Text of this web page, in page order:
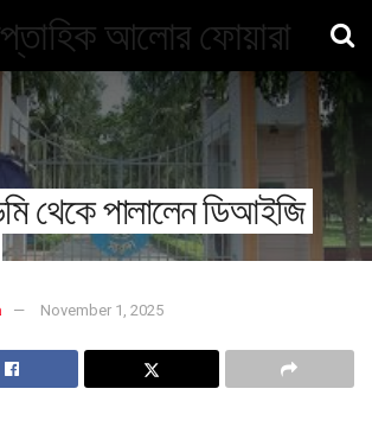
থেকে পালালেন ডিআইজি
November 1, 2025